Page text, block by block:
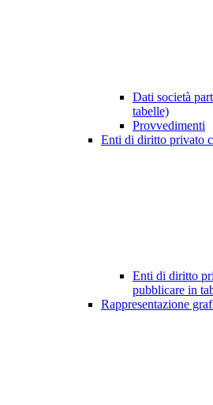
Dati società
tabelle)
Provvedimenti
Enti di diritto privato
Enti di diritto
pubblicare in
Rappresentazione